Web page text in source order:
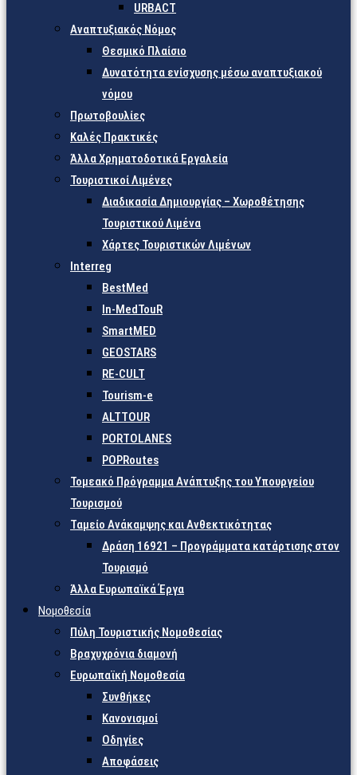
URBACT
Αναπτυξιακός Νόμος
Θεσμικό Πλαίσιο
Δυνατότητα ενίσχυσης μέσω αναπτυξιακού
νόμου
Πρωτοβουλίες
Καλές Πρακτικές
Άλλα Χρηματοδοτικά Εργαλεία
Τουριστικοί Λιμένες
Διαδικασία Δημιουργίας – Χωροθέτησης
Τουριστικού Λιμένα
Χάρτες Τουριστικών Λιμένων
Interreg
BestMed
In-MedTouR
SmartMED
GEOSTARS
RE-CULT
Tourism-e
ALTTOUR
PORTOLANES
POPRoutes
Τομεακό Πρόγραμμα Ανάπτυξης του Υπουργείου
Τουρισμού
Ταμείο Ανάκαμψης και Ανθεκτικότητας
Δράση 16921 – Προγράμματα κατάρτισης στον
Τουρισμό
Άλλα Ευρωπαϊκά Έργα
Νομοθεσία
Πύλη Τουριστικής Νομοθεσίας
Βραχυχρόνια διαμονή
Ευρωπαϊκή Νομοθεσία
Συνθήκες
Κανονισμοί
Οδηγίες
Αποφάσεις